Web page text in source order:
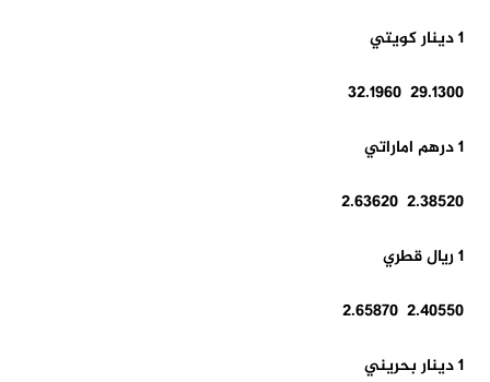
1 دينار كويتي
29.1300 32.1960
1 درهم اماراتي
2.38520 2.63620
1 ريال قطري
2.40550 2.65870
1 دينار بحريني